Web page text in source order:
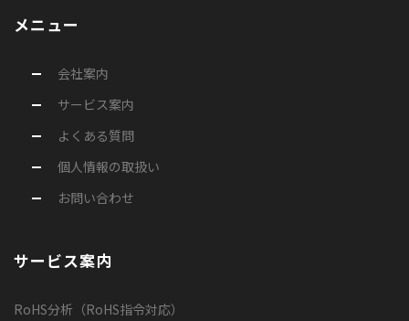
メニュー
会社案内
サービス案内
よくある質問
個人情報の取扱い
お問い合わせ
サービス案内
RoHS分析（RoHS指令対応）